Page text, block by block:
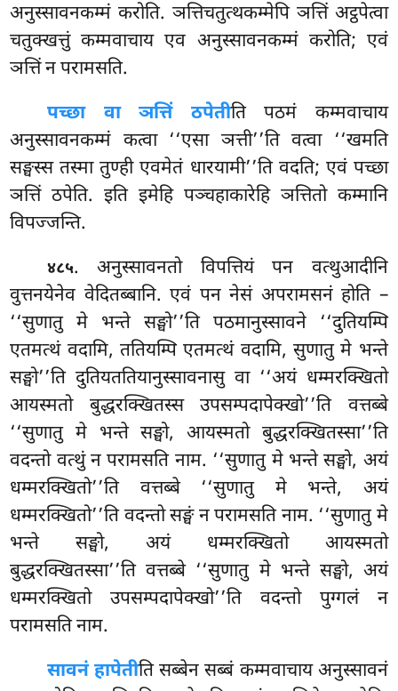
अनुस्सावनकम्मं करोति. ञत्तिचतुत्थकम्मेपि ञत्तिं अट्ठपेत्वा
चतुक्खत्तुं कम्मवाचाय एव अनुस्सावनकम्मं करोति; एवं
ञत्तिं न परामसति.
पच्छा वा ञत्तिं ठपेतीति पठमं कम्मवाचाय
अनुस्सावनकम्मं कत्वा ‘‘एसा ञत्ती’’ति वत्वा ‘‘खमति
सङ्घस्स तस्मा तुण्ही एवमेतं धारयामी’’ति वदति; एवं पच्छा
ञत्तिं ठपेति. इति इमेहि पञ्चहाकारेहि ञत्तितो कम्मानि
विपज्जन्ति.
४८५. अनुस्सावनतो विपत्तियं पन वत्थुआदीनि
वुत्तनयेनेव वेदितब्बानि. एवं पन नेसं अपरामसनं होति –
‘‘सुणातु मे भन्ते सङ्घो’’ति पठमानुस्सावने ‘‘दुतियम्पि
एतमत्थं वदामि, ततियम्पि एतमत्थं वदामि, सुणातु मे भन्ते
सङ्घो’’ति दुतियततियानुस्सावनासु वा ‘‘अयं धम्मरक्खितो
आयस्मतो बुद्धरक्खितस्स उपसम्पदापेक्खो’’ति वत्तब्बे
‘‘सुणातु मे भन्ते सङ्घो, आयस्मतो बुद्धरक्खितस्सा’’ति
वदन्तो वत्थुं न परामसति नाम. ‘‘सुणातु मे भन्ते सङ्घो, अयं
धम्मरक्खितो’’ति वत्तब्बे ‘‘सुणातु मे भन्ते, अयं
धम्मरक्खितो’’ति वदन्तो सङ्घं न परामसति नाम. ‘‘सुणातु मे
भन्ते सङ्घो, अयं धम्मरक्खितो आयस्मतो
बुद्धरक्खितस्सा’’ति वत्तब्बे ‘‘सुणातु मे भन्ते सङ्घो, अयं
धम्मरक्खितो उपसम्पदापेक्खो’’ति वदन्तो पुग्गलं न
परामसति नाम.
सावनं हापेतीति सब्बेन सब्बं कम्मवाचाय अनुस्सावनं